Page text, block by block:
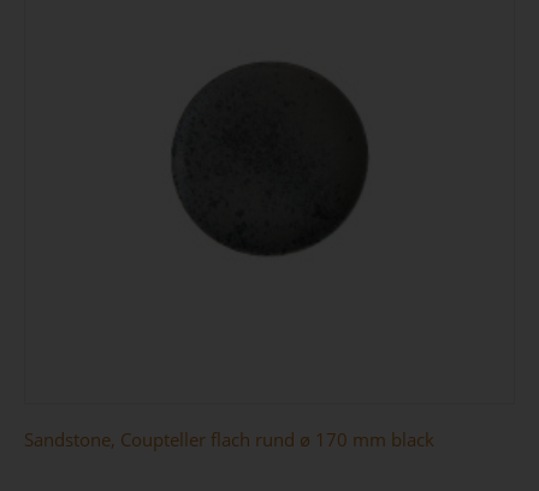
Sandstone, Coupteller flach rund ø 170 mm black